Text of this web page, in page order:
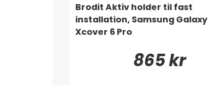
Brodit Aktiv holder til fast
installation, Samsung Galaxy
Xcover 6 Pro
865 kr